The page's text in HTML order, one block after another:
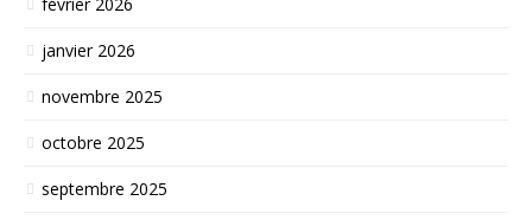
janvier 2026
novembre 2025
octobre 2025
septembre 2025